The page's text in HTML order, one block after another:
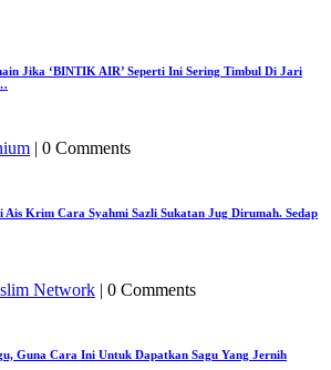
Jika ‘BINTIK AIR’ Seperti Ini Sering Timbul Di Jari
| 0 Comments
Krim Cara Syahmi Sazli Sukatan Jug Dirumah. Sedap
Network | 0 Comments
Guna Cara Ini Untuk Dapatkan Sagu Yang Jernih